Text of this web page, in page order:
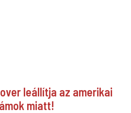
leállítja az amerikai
miatt!